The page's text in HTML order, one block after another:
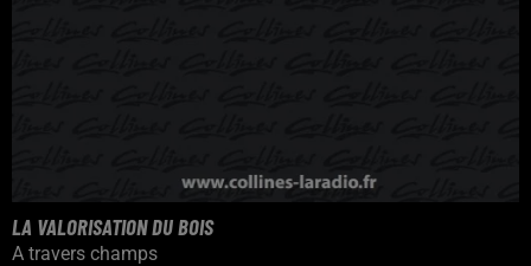
LA VALORISATION DU BOIS
A travers champs